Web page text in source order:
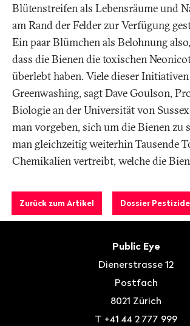
Blütenstreifen als Lebensräume und
am Rand der Felder zur Verfügung
Ein paar Blümchen als Belohnung
dass die Bienen die toxischen
überlebt haben. Viele dieser
Greenwashing, sagt Dave Goulson,
Biologie an der Universität von
man vorgeben, sich um die Bienen zu
man gleichzeitig weiterhin Tausende
Chemikalien vertreibt, welche die
Zurück zum Artikel Dossier Pestizide
Public Eye
Dienerstrasse 12
Postfach
8021 Zürich
T +41 44 2 777 999